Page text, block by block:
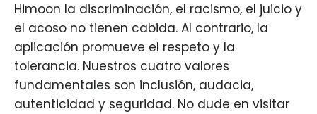
Himoon la discriminación, el racismo, el juicio y
el acoso no tienen cabida. Al contrario, la
aplicación promueve el respeto y la
tolerancia. Nuestros cuatro valores
fundamentales son inclusión, audacia,
autenticidad y seguridad. No dude en visitar